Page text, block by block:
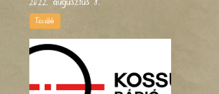
2022. augusztus 8.
Tovább